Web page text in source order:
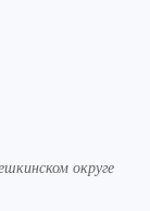
округе